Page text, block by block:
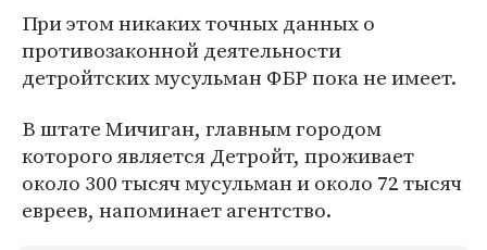
При этом никаких точных данных о
противозаконной деятельности
детройтских мусульман ФБР пока не имеет.
В штате Мичиган, главным городом
которого является Детройт, проживает
около 300 тысяч мусульман и около 72 тысяч
евреев, напоминает агентство.